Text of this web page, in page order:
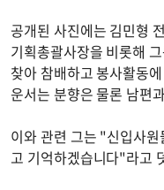
공개된 사진에는 김민형
기획총괄사장을 비롯해
찾아 참배하고 봉사활동
운서는 분향은 물론 남편
이와 관련 그는 "신입사
고 기억하겠습니다"라고